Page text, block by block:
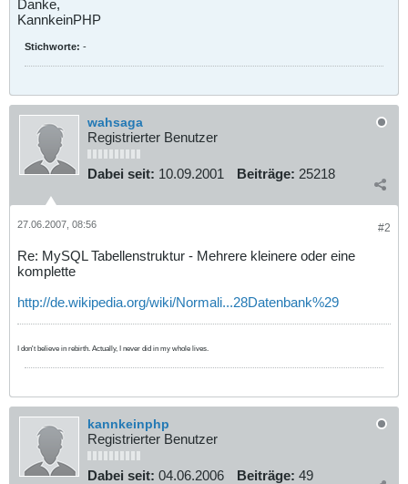
Danke,
KannkeinPHP
Stichworte: -
wahsaga
Registrierter Benutzer
Dabei seit: 10.09.2001 Beiträge: 25218
#2
27.06.2007, 08:56
Re: MySQL Tabellenstruktur - Mehrere kleinere oder eine
komplette
http://de.wikipedia.org/wiki/Normali...28Datenbank%29
I don't believe in rebirth. Actually, I never did in my whole lives.
kannkeinphp
Registrierter Benutzer
Dabei seit: 04.06.2006 Beiträge: 49